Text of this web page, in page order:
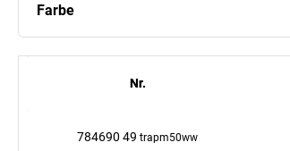
Farbe
Nr.
Nr.
784690 49 trapm50ww